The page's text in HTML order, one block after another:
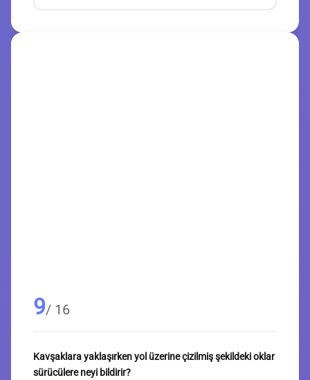
9/ 16
Kavşaklara yaklaşırken yol üzerine çizilmiş şekildeki oklar
sürücülere neyi bildirir?